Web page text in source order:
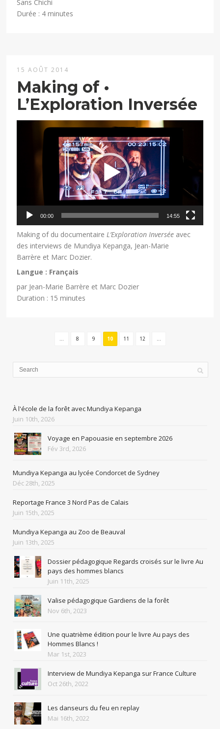
Sans Chichi
Durée : 4 minutes
15 AOÛT 2014
Making of •
L’Exploration Inversée
00:00 14:55
Making of du documentaireL’Exploration Inversée avec
des interviews de Mundiya Kepanga, Jean-Marie
Barrère et Marc Dozier.
Langue : Français
par Jean-Marie Barrère et Marc Dozier
Duration : 15 minutes
… 8 9 10 11 12 …
À l'école de la forêt avec Mundiya Kepanga
Juin 10th, 2026
Voyage en Papouasie en septembre 2026
Fév 3rd, 2026
Mundiya Kepanga au lycée Condorcet de Sydney
Déc 28th, 2025
Reportage France 3 Nord Pas de Calais
Juin 15th, 2025
Mundiya Kepanga au Zoo de Beauval
Juin 13th, 2025
Dossier pédagogique Regards croisés sur le livre Au
pays des hommes blancs
Juin 11th, 2025
Valise pédagogique Gardiens de la forêt
Nov 6th, 2023
Une quatrième édition pour le livre Au pays des
Hommes Blancs !
Mar 1st, 2023
Interview de Mundiya Kepanga sur France Culture
Oct 26th, 2022
Les danseurs du feu en replay
Mai 16th, 2022